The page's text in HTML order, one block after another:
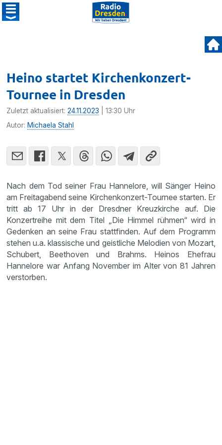
Heino startet Kirchenkonzert-
Tournee in Dresden
Zuletzt aktualisiert:24.11.2023 | 13:30 Uhr
Autor: Michaela Stahl
Nach dem Tod seiner Frau Hannelore, will Sänger Heino
am Freitagabend seine Kirchenkonzert-Tournee starten. Er
tritt ab 17 Uhr in der Dresdner Kreuzkirche auf. Die
Konzertreihe mit dem Titel „Die Himmel rühmen“ wird in
Gedenken an seine Frau stattfinden. Auf dem Programm
stehen u.a. klassische und geistliche Melodien von Mozart,
Schubert, Beethoven und Brahms. Heinos Ehefrau
Hannelore war Anfang November im Alter von 81 Jahren
verstorben.